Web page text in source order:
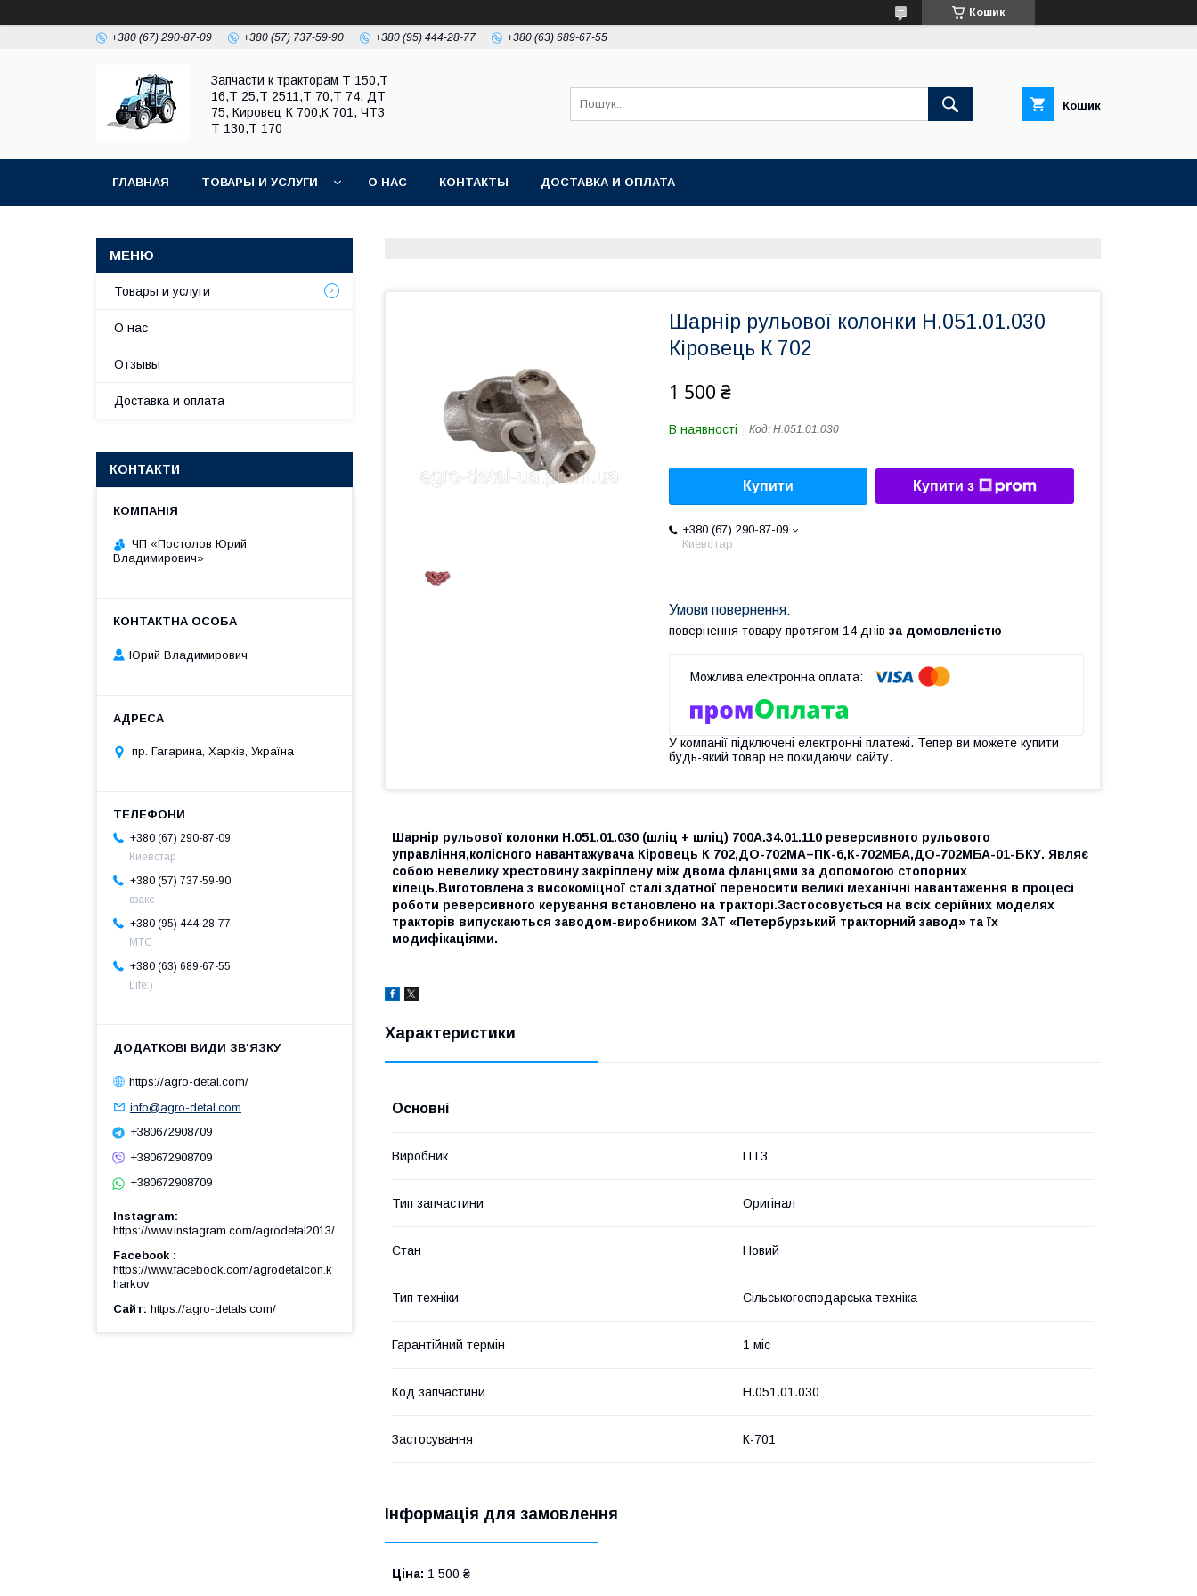
Кошик
+380 (67) 290-87-09 +380 (57) 737-59-90 +380 (95) 444-28-77 +380 (63) 689-67-55
Запчасти к тракторам Т 150,Т
16,Т 25,Т 2511,Т 70,Т 74, ДТ
75, Кировец К 700,К 701, ЧТЗ
Т 130,Т 170
Кошик
ГЛАВНАЯ ТОВАРЫ И УСЛУГИ О НАС КОНТАКТЫ ДОСТАВКА И ОПЛАТА
Шарнір рульової колонки Н.051.01.030
Кіровець К 702
1 500 ₴
В наявності Код: Н.051.01.030
Купити Купити з
+380 (67) 290-87-09
Киевстар
повернення товару протягом 14 днів за домовленістю
У компанії підключені електронні платежі. Тепер ви можете купити
будь-який товар не покидаючи сайту.
Шарнір рульової колонки Н.051.01.030 (шліц + шліц) 700А.34.01.110 реверсивного рульового
управління,колісного навантажувача Кіровець К 702,ДО-702МА–ПК-6,К-702МБА,ДО-702МБА-01-БКУ. Являє
собою невелику хрестовину закріплену між двома фланцями за допомогою стопорних
кілець.Виготовлена з високоміцної сталі здатної переносити великі механічні навантаження в процесі
роботи реверсивного керування встановлено на тракторі.Застосовується на всіх серійних моделях
тракторів випускаються заводом-виробником ЗАТ «Петербурзький тракторний завод» та їх
модифікаціями.
Характеристики
Основні
Виробник ПТЗ
Тип запчастини Оригінал
Стан Новий
Тип техніки Сільськогосподарська техніка
Гарантійний термін 1 міс
Код запчастини Н.051.01.030
Застосування К-701
Інформація для замовлення
Ціна: 1 500 ₴
Товары и услуги
О нас
Отзывы
Доставка и оплата
КОНТАКТИ
ЧП «Постолов Юрий
Владимирович»
Юрий Владимирович
пр. Гагарина, Харків, Україна
+380 (67) 290-87-09
Киевстар
+380 (57) 737-59-90
факс
+380 (95) 444-28-77
МТС
+380 (63) 689-67-55
Life:)
https://agro-detal.com/
info@agro-detal.com
+380672908709
+380672908709
+380672908709
Instagram
https://www.instagram.com/agrodetal2013/
Facebook
https://www.facebook.com/agrodetalcon.k
harkov
Сайт https://agro-detals.com/